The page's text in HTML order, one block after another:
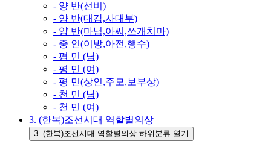
- 양 반(선비)
- 양 반(대감,사대부)
- 양 반(마님,아씨,쓰개치마)
- 중 인(이방,아전,행수)
- 평 민 (남)
- 평 민 (여)
- 평 민(상인,주모,보부상)
- 천 민 (남)
- 천 민 (여)
3. (한복)조선시대 역할별의상
3. (한복)조선시대 역할별의상 하위분류 열기